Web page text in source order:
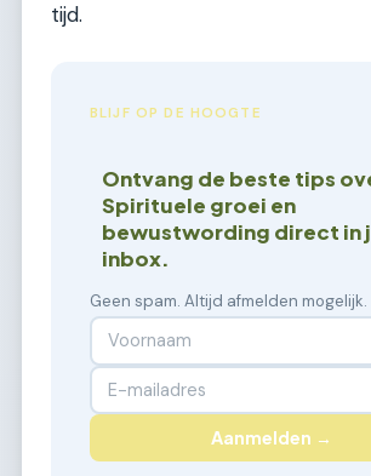
tijd.
BLIJF OP DE HOOGTE
Ontvang de beste tips
Spirituele groei en
bewustwording direct in
inbox.
Geen spam. Altijd afmelden mogelijk.
Aanmelden →